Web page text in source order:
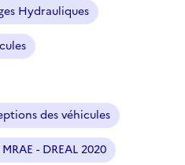
)
Hydrauliques
des véhicules
- DREAL 2020